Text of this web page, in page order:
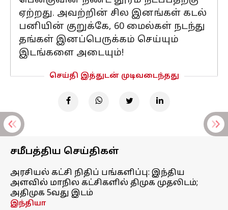
ஏற்றது. அவற்றின் சில இனங்கள் கடல்
பனியின் குறுக்கே, 60 மைல்கள் நடந்து
தங்கள் இனப்பெருக்கம் செய்யும்
இடங்களை அடையும்!
செய்தி இத்துடன் முடிவடைந்தது
சமீபத்திய செய்திகள்
அரசியல் கட்சி நிதிப் பங்களிப்பு: இந்திய
அளவில் மாநில கட்சிகளில் திமுக முதலிடம்;
அதிமுக 5வது இடம்
இந்தியா